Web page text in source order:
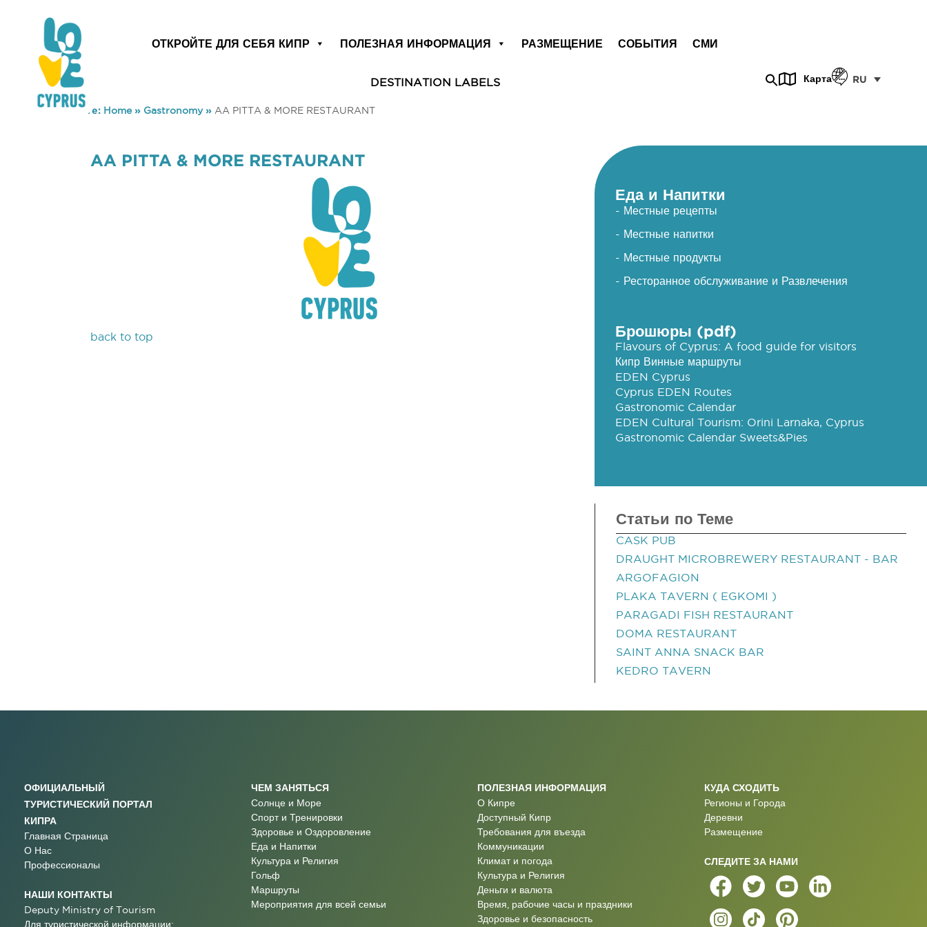
ОТКРОЙТЕ ДЛЯ СЕБЯ КИПР ПОЛЕЗНАЯ ИНФОРМАЦИЯ РАЗМЕЩЕНИЕ СОБЫТИЯ СМИ
DESTINATION LABELS Карта RU
You are here: Home» Gastronomy» AA PITTA & MORE RESTAURANT
AA PITTA & MORE RESTAURANT
back to top
Еда и Напитки
- Местные рецепты
- Местные напитки
- Местные продукты
- Ресторанное обслуживание и Развлечения
Брошюры (pdf)
Flavours of Cyprus: A food guide for visitors
Кипр Винные маршруты
EDEN Cyprus
Cyprus EDEN Routes
Gastronomic Calendar
EDEN Cultural Tourism: Orini Larnaka, Cyprus
Gastronomic Calendar Sweets&Pies
Статьи по Теме
CASK PUB
DRAUGHT MICROBREWERY RESTAURANT - BAR
ARGOFAGION
PLAKA TAVERN ( EGKOMI )
PARAGADI FISH RESTAURANT
DOMA RESTAURANT
SAINT ANNA SNACK BAR
KEDRO TAVERN
ОФИЦИАЛЬНЫЙ
ТУРИСТИЧЕСКИЙ ПОРТАЛ
КИПРА
Главная Страница
О Нас
Профессионалы
НАШИ КОНТАКТЫ
Deputy Ministry of Tourism
Для туристической информации:
ЧЕМ ЗАНЯТЬСЯ
Солнце и Море
Спорт и Тренировки
Здоровье и Оздоровление
Еда и Напитки
Культура и Религия
Гольф
Маршруты
Мероприятия для всей семьи
ПОЛЕЗНАЯ ИНФОРМАЦИЯ
О Кипре
Доступный Кипр
Требования для въезда
Коммуникации
Климат и погода
Культура и Религия
Деньги и валюта
Время, рабочие часы и праздники
Здоровье и безопасность
КУДА СХОДИТЬ
Регионы и Города
Деревни
Размещение
СЛЕДИТЕ ЗА НАМИ